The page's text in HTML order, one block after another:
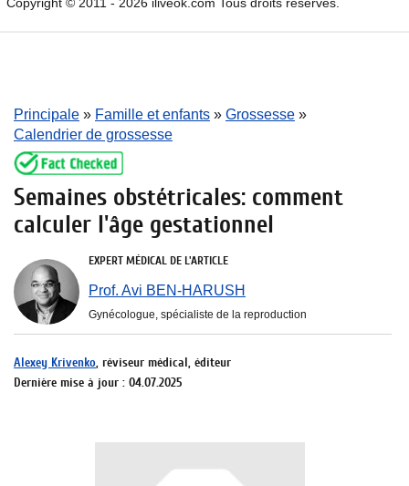
Principale » Famille et enfants » Grossesse »
Calendrier de grossesse
Semaines obstétricales: comment
calculer l'âge gestationnel
EXPERT MÉDICAL DE L'ARTICLE
Prof. Avi BEN-HARUSH
Gynécologue, spécialiste de la reproduction
Alexey Krivenko, réviseur médical, éditeur
Dernière mise à jour : 04.07.2025